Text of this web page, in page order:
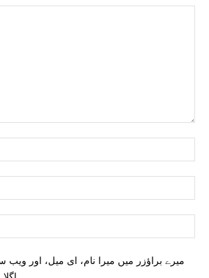
میرے براؤزر میں میرا نام، ای میل، اور